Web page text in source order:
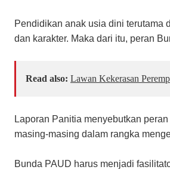
Pendidikan anak usia dini terutama
dan karakter. Maka dari itu, peran
Read also: Lawan Kekerasan
Laporan Panitia menyebutkan
masing-masing dalam rangka
Bunda PAUD harus menjadi